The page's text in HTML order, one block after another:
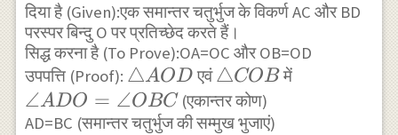
दिया है (Given):एक समान्तर चतुर्भुज के विकर्ण AC और BD
परस्पर बिन्दु O पर प्रतिच्छेद करते हैं।
सिद्ध करना है (To Prove):OA=OC और OB=OD
उपपत्ति (Proof): \triangle
AOD
△AOD एवं\triangle
COB
△COB में
\angle
ADO=\angle
∠ADO = ∠OBC (एकान्तर कोण)
AD=BC (समान्तर चतुर्भुज की सम्मुख भुजाएं)